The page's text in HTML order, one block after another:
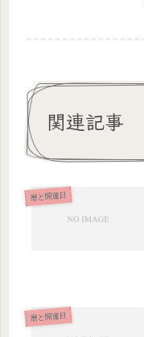
関連記事
暦と開運日
暦と開運日